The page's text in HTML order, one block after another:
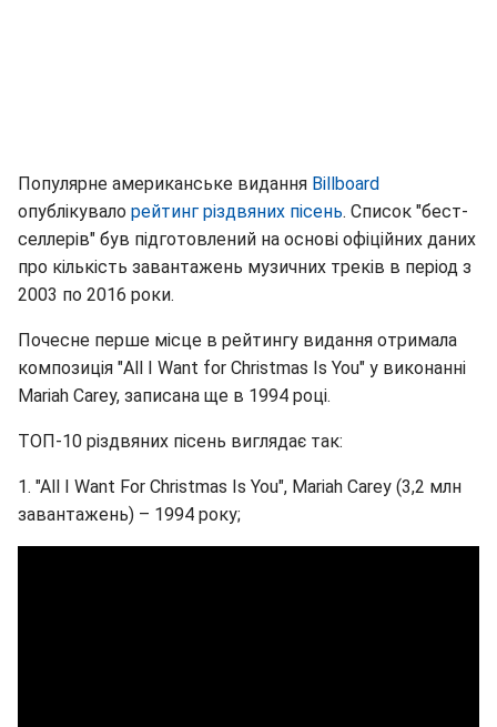
Популярне американське видання Billboard
опублікувало рейтинг різдвяних пісень. Список "бест-
селлерів" був підготовлений на основі офіційних даних
про кількість завантажень музичних треків в період з
2003 по 2016 роки.
Почесне перше місце в рейтингу видання отримала
композиція "All I Want for Christmas Is You" у виконанні
Mariah Carey, записана ще в 1994 році.
ТОП-10 різдвяних пісень виглядає так:
1. "All I Want For Christmas Is You", Mariah Carey (3,2 млн
завантажень) – 1994 року;